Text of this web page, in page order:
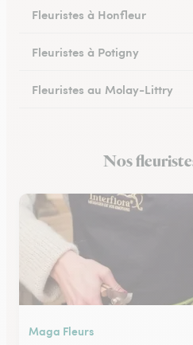
Fleuristes à Honfleur
Fleuristes à Potigny
Fleuristes au Molay-Littry
Fleuristes à Saint-Martin-
Nos
Maga Fleurs